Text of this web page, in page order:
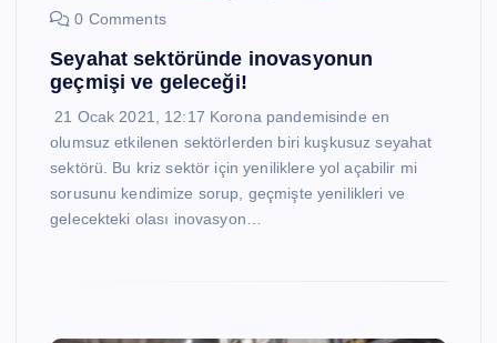
0 Comments
Seyahat sektöründe inovasyonun
geçmişi ve geleceği!
21 Ocak 2021, 12:17 Korona pandemisinde en
olumsuz etkilenen sektörlerden biri kuşkusuz seyahat
sektörü. Bu kriz sektör için yeniliklere yol açabilir mi
sorusunu kendimize sorup, geçmişte yenilikleri ve
gelecekteki olası inovasyon…